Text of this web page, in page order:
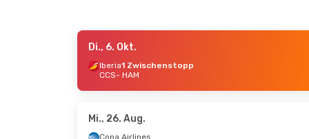
- Fr., 4. Sept.
1 Zwischenstopp
Di., 6. Okt.
Iberia1 Zwischenstopp
CCS- HAM
Mi., 26. Aug.
Copa Airlines